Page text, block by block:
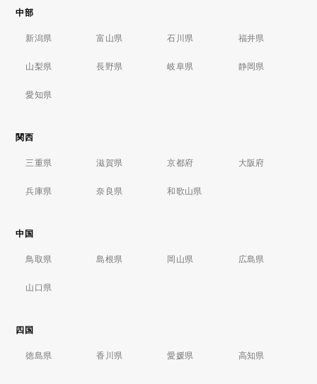
中部
新潟県 富山県 石川県 福井県
山梨県 長野県 岐阜県 静岡県
愛知県
関西
三重県 滋賀県 京都府 大阪府
兵庫県 奈良県 和歌山県
中国
鳥取県 島根県 岡山県 広島県
山口県
四国
徳島県 香川県 愛媛県 高知県